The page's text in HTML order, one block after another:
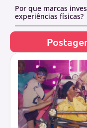
Por que marcas
experiências físicas?